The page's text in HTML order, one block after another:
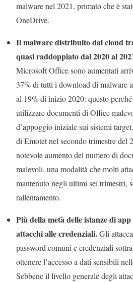
malware nel 2021, primato che è
OneDrive.
Il malware distribuito dal cloud
quasi raddoppiato dal 2020 al
Microsoft Office sono aumentati
37% di tutti i download di malware
al 19% di inizio 2020: questo
utilizzare documenti di Office
d’appoggio iniziale sui sistemi
di Emotet nel secondo trimestre del
notevole aumento del numero di
malevoli, una modalità che molti
mantenuto negli ultimi sei trimestri,
rallentamento.
Più della metà delle istanze di
attacchi alle credenziali.Gli
password comuni e credenziali
ottenere l’accesso a dati sensibili
Sebbene il livello generale degli